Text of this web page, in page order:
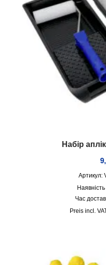
Набір
Артикул:
Наявність
Час
incl.